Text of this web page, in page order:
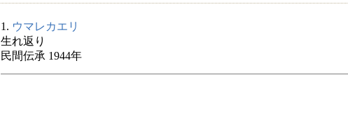
1. ウマレカエリ
生れ返り
民間伝承 1944年